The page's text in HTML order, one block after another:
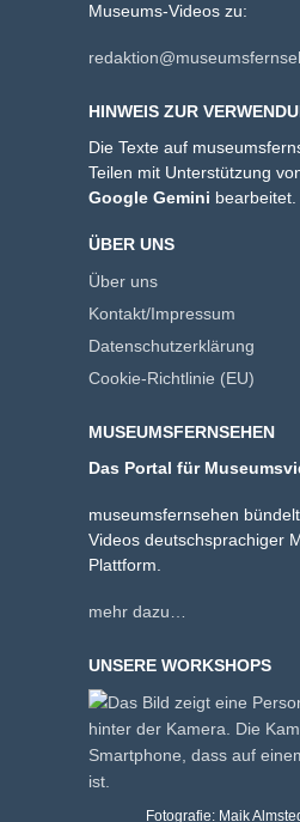
Museums-Videos zu:
HINWEIS ZUR
Die Texte auf
Teilen mit Unterstützung
Google Gemini bearbeitet.
ÜBER UNS
Über uns
Kontakt/Impressum
Datenschutzerklärung
Cookie-Richtlinie (EU)
MUSEUMSFERNSEHEN
Das Portal für
museumsfernsehen
Videos deutschsprachiger
Plattform.
mehr dazu…
UNSERE WORKSHOPS
Fotografie: Maik